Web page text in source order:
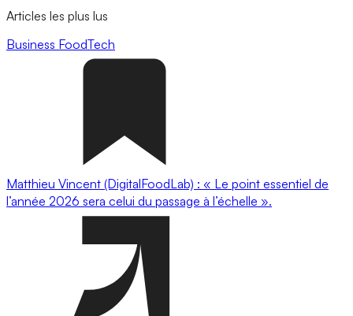
Articles les plus lus
Business FoodTech
Matthieu Vincent (DigitalFoodLab) : « Le point essentiel de
l’année 2026 sera celui du passage à l’échelle ».